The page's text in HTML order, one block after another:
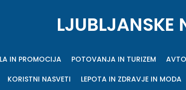
LJUBLJANSKE
IN PROMOCIJA POTOVANJA IN TURIZEM
KORISTNI NASVETI LEPOTA IN ZDRAVJE IN MODA